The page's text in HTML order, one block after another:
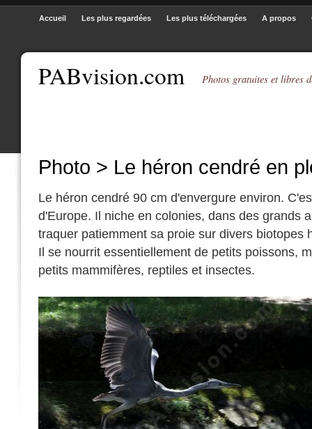
PABvision.com Photos gratuites et libres
Accueil Les plus regardées Les plus téléchargées A propos
Photo > Le héron cendré en
Le héron cendré 90 cm d'envergure environ.
d'Europe. Il niche en colonies, dans des grands
traquer patiemment sa proie sur divers biotopes
Il se nourrit essentiellement de petits poissons,
petits mammifères, reptiles et insectes.